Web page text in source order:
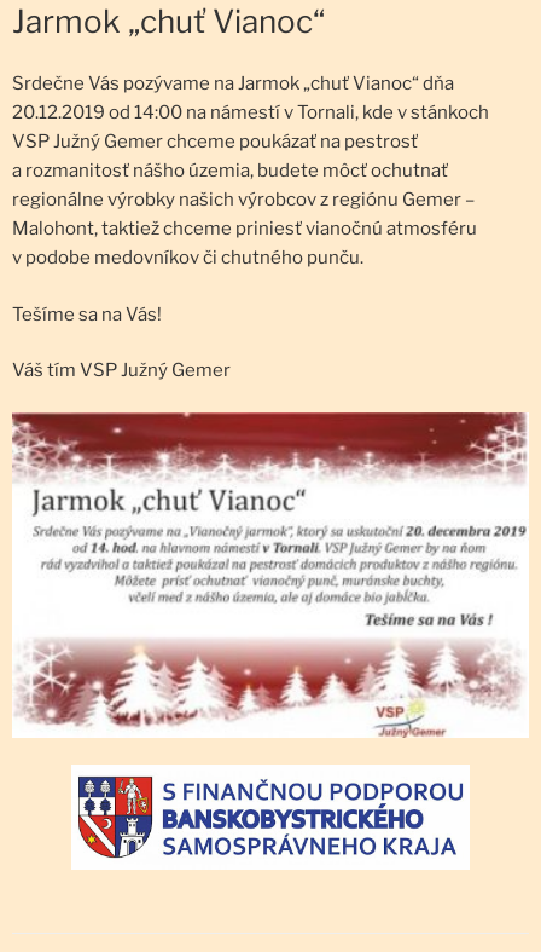
Jarmok „chuť Vianoc“
Srdečne Vás pozývame na Jarmok „chuť Vianoc“ dňa
20.12.2019 od 14:00 na námestí v Tornali, kde v stánkoch
VSP Južný Gemer chceme poukázať na pestrosť
a rozmanitosť nášho územia, budete môcť ochutnať
regionálne výrobky našich výrobcov z regiónu Gemer –
Malohont, taktiež chceme priniesť vianočnú atmosféru
v podobe medovníkov či chutného punču.
Tešíme sa na Vás!
Váš tím VSP Južný Gemer